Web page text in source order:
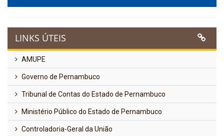
LINKS ÚTEIS
AMUPE
Governo de Pernambuco
Tribunal de Contas do Estado de Pernambuco
Ministério Público do Estado de Pernambuco
Controladoria-Geral da União